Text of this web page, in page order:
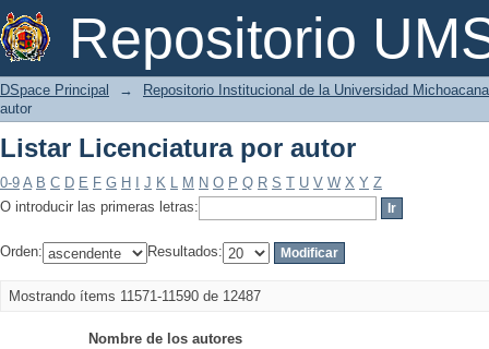
Repositorio
Listar Licenciatura por autor
DSpace Principal →
Repositorio Institucional de la Universidad
autor
Listar Licenciatura por autor
0-9 A B C D E F G H J K L M N O P Q R S T U V W X Y Z
O introducir las primeras letras:
Orden: Resultados:
Mostrando ítems 11571-11590 de 12487
Nombre de los autores